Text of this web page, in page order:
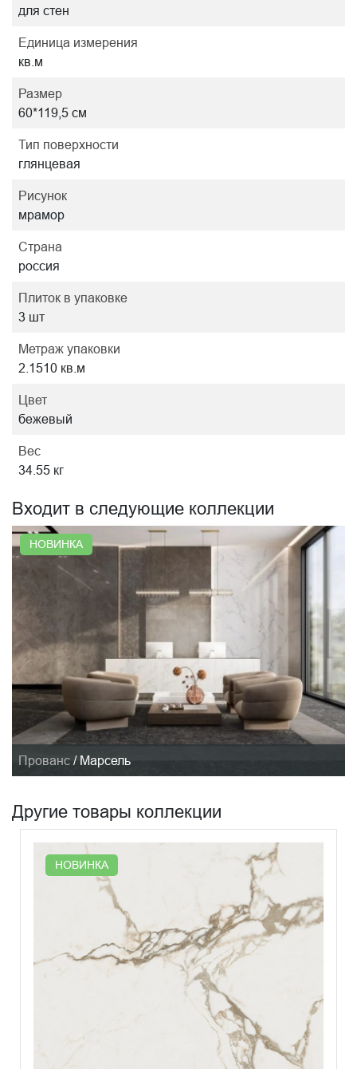
для стен
Единица измерения
кв.м
Размер
60*119,5 см
Тип поверхности
глянцевая
Рисунок
мрамор
Страна
россия
Плиток в упаковке
3 шт
Метраж упаковки
2.1510 кв.м
Цвет
бежевый
Вес
34.55 кг
Входит в следующие коллекции
НОВИНКА
Прованс / Марсель
Другие товары коллекции
НОВИНКА